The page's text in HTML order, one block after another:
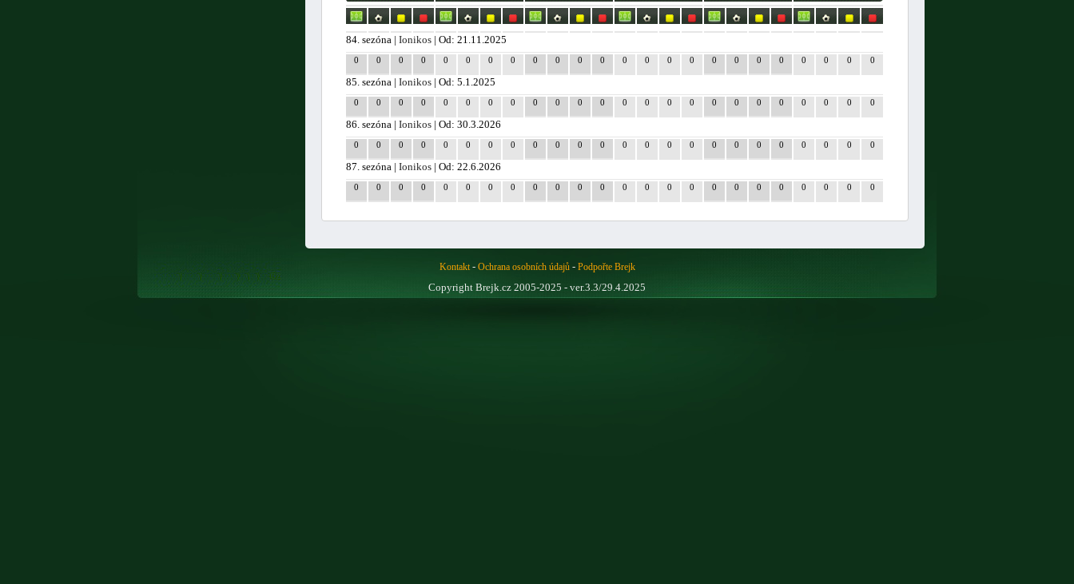
84. sezóna |Ionikos | Od: 21.11.2025
0 0 0 0 0 0 0 0 0 0 0 0 0 0 0 0 0 0 0 0 0 0 0 0
85. sezóna |Ionikos | Od: 5.1.2025
0 0 0 0 0 0 0 0 0 0 0 0 0 0 0 0 0 0 0 0 0 0 0 0
86. sezóna |Ionikos | Od: 30.3.2026
0 0 0 0 0 0 0 0 0 0 0 0 0 0 0 0 0 0 0 0 0 0 0 0
87. sezóna |Ionikos | Od: 22.6.2026
0 0 0 0 0 0 0 0 0 0 0 0 0 0 0 0 0 0 0 0 0 0 0 0
Kontakt- Ochrana osobních údajů- Podpořte Brejk
Copyright Brejk.cz 2005-2025 - ver.3.3/29.4.2025